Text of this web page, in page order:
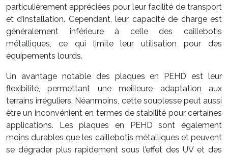
particulièrement appréciées pour leur facilité de transport
et d’installation. Cependant, leur capacité de charge est
généralement inférieure à celle des caillebotis
métalliques, ce qui limite leur utilisation pour des
équipements lourds.
Un avantage notable des plaques en PEHD est leur
flexibilité, permettant une meilleure adaptation aux
terrains irréguliers. Néanmoins, cette souplesse peut aussi
être un inconvénient en termes de stabilité pour certaines
applications. Les plaques en PEHD sont également
moins durables que les caillebotis métalliques et peuvent
se dégrader plus rapidement sous l’effet des UV et des